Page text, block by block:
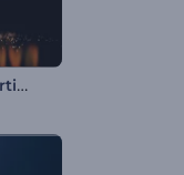
Introduzione all'albero di particelle scintillanti